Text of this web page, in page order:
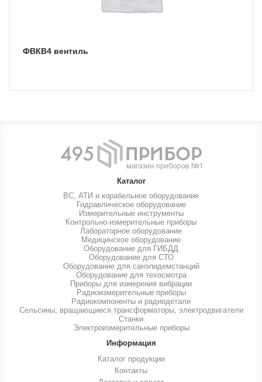
ФВКВ4 вентиль
Каталог
ВС, АТИ и корабельное оборудование
Гидравлическое оборудование
Измерительные инструменты
Контрольно-измерительные приборы
Лабораторное оборудование
Медицинское оборудование
Оборудование для ГИБДД
Оборудование для СТО
Оборудование для санэпидемстанций
Оборудование для техосмотра
Приборы для измерения вибрации
Радиоизмерительные приборы
Радиокомпоненты и радиодетали
Сельсины, вращающиеся трансформаторы, электродвигатели
Станки
Электроизмерительные приборы
Информация
Каталог продукции
Контакты